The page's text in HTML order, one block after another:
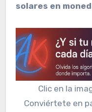
solares en
Clic en la
Conviértete en